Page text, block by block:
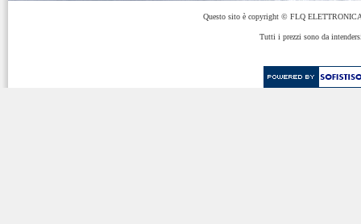
Questo sito è copyright © FLQ
Tutti i prezzi sono da